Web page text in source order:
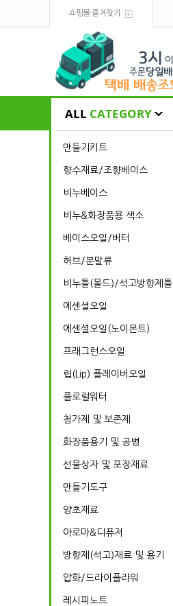
쇼핑몰 즐겨찾기
ALL CATEGORY
만들기키트
향수재료/조향베이스
비누베이스
비누&화장품용 색소
베이스오일/버터
허브/분말류
비누틀(몰드)/석고방향제틀
에센셜오일
에센셜오일(노이몬트)
프래그런스오일
립(Lip) 플레이버오일
플로럴워터
첨가제 및 보존제
화장품용기 및 공병
선물상자 및 포장재료
만들기도구
양초재료
아로마&디퓨저
방향제(석고)재료 및 용기
압화/드라이플라워
레시피노트